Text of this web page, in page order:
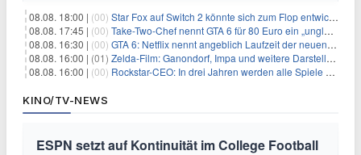
08.08. 18:00 | (00) Star Fox auf Switch 2 könnte sich zum Flop entwickeln
08.08. 17:45 | (00) Take-Two-Chef nennt GTA 6 für 80 Euro ein „unglaubliches Schnäppchen“
08.08. 16:30 | (00) GTA 6: Netflix nennt angeblich Laufzeit der neuen Gameplay-Präsentation
08.08. 16:00 | (01) Zelda-Film: Ganondorf, Impa und weitere Darsteller sollen feststehen
08.08. 16:00 | (00) Rockstar-CEO: In drei Jahren werden alle Spiele gestreamt
KINO/TV-NEWS
ESPN setzt auf Kontinuität im College Football